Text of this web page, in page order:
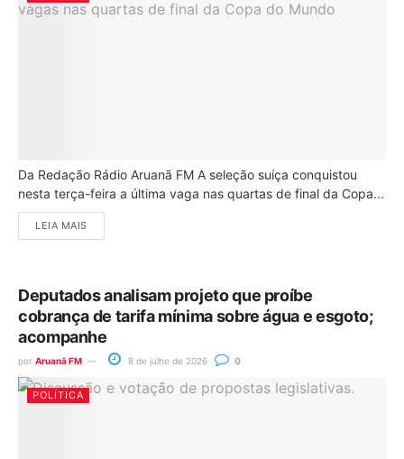
Da Redação Rádio Aruanã FM A seleção suíça conquistou
nesta terça-feira a última vaga nas quartas de final da Copa...
LEIA MAIS
Deputados analisam projeto que proíbe
cobrança de tarifa mínima sobre água e esgoto;
acompanhe
por Aruanã FM 8 de julho de 2026 0
POLÍTICA